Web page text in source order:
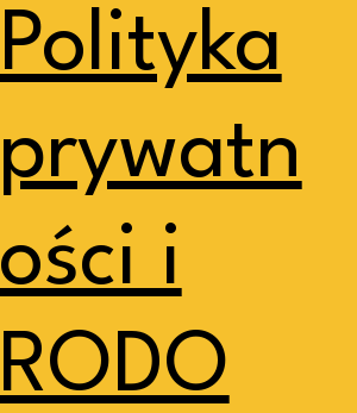
Polityka
prywatn
ości i
RODO